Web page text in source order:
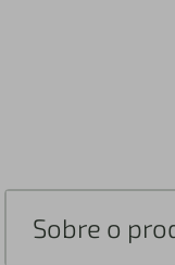
Sobre o